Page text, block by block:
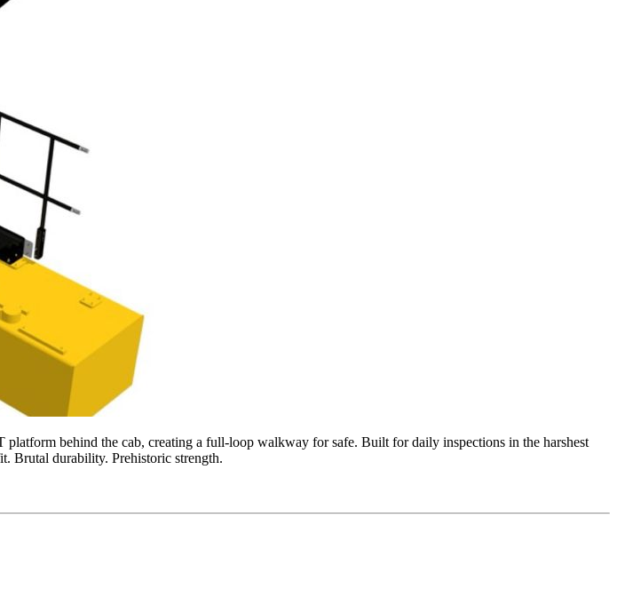
behind the cab, creating a full-loop walkway for safe. Built for daily inspections in the harshest
Brutal durability. Prehistoric strength.